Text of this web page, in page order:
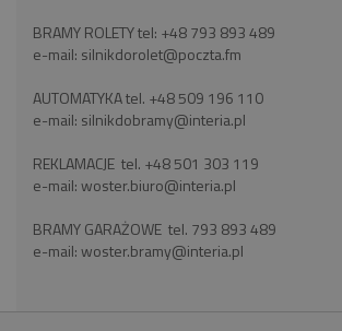
BRAMY ROLETY tel: +48 793 893 489
e-mail: silnikdorolet@poczta.fm
AUTOMATYKA tel. +48 509 196 110
e-mail: silnikdobramy@interia.pl
REKLAMACJE tel. +48 501 303 119
e-mail:woster.biuro@interia.pl
BRAMY GARAŻOWE tel. 793 893 489
e-mail:woster.bramy@interia.pl